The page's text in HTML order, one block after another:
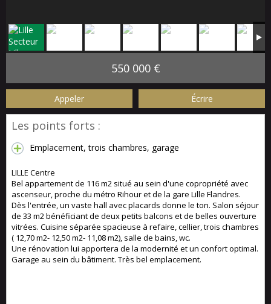
550 000 €
Appeler Écrire
Les points forts :
Emplacement, trois chambres, garage
LILLE Centre
Bel appartement de 116 m2 situé au sein d'une copropriété avec
ascenseur, proche du métro Rihour et de la gare Lille Flandres.
Dès l'entrée, un vaste hall avec placards donne le ton. Salon séjour
de 33 m2 bénéficiant de deux petits balcons et de belles ouverture
vitrées. Cuisine séparée spacieuse à refaire, cellier, trois chambres
( 12,70 m2- 12,50 m2- 11,08 m2), salle de bains, wc.
Une rénovation lui apportera de la modernité et un confort optimal.
Garage au sein du bâtiment. Très bel emplacement.